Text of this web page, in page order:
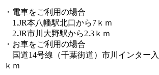
・電車をご利用の場合
1.JR本八幡駅北口から7ｋｍ
2.JR市川大野駅から2.3ｋｍ
・お車をご利用の場合
国道14号線（千葉街道）市川インター
ｋｍ